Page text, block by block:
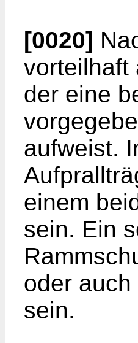
[0020]
vorteilhaft
der eine
aufweist.
einem
sein. Ein
oder
sein.